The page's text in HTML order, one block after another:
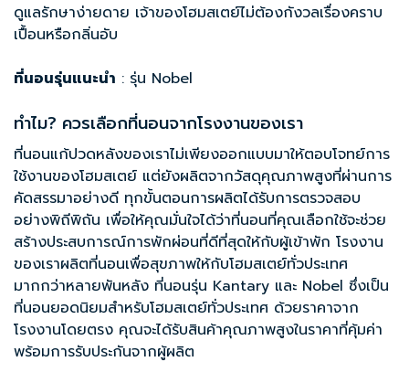
ดูแลรักษาง่ายดาย เจ้าของโฮมสเตย์ไม่ต้องกังวลเรื่องคราบ
เปื้อนหรือกลิ่นอับ
ที่นอนรุ่นแนะนำ : รุ่น Nobel
ทำไม? ควรเลือกที่นอนจากโรงงานของเรา
ที่นอนแก้ปวดหลังของเราไม่เพียงออกแบบมาให้ตอบโจทย์การ
ใช้งานของโฮมสเตย์ แต่ยังผลิตจากวัสดุคุณภาพสูงที่ผ่านการ
คัดสรรมาอย่างดี ทุกขั้นตอนการผลิตได้รับการตรวจสอบ
อย่างพิถีพิถัน เพื่อให้คุณมั่นใจได้ว่าที่นอนที่คุณเลือกใช้จะช่วย
สร้างประสบการณ์การพักผ่อนที่ดีที่สุดให้กับผู้เข้าพัก โรงงาน
ของเราผลิตที่นอนเพื่อสุขภาพให้กับโฮมสเตย์ทั่วประเทศ
มากกว่าหลายพันหลัง ที่นอนรุ่น Kantary และ Nobel ซึ่งเป็น
ที่นอนยอดนิยมสำหรับโฮมสเตย์ทั่วประเทศ ด้วยราคาจาก
โรงงานโดยตรง คุณจะได้รับสินค้าคุณภาพสูงในราคาที่คุ้มค่า
พร้อมการรับประกันจากผู้ผลิต